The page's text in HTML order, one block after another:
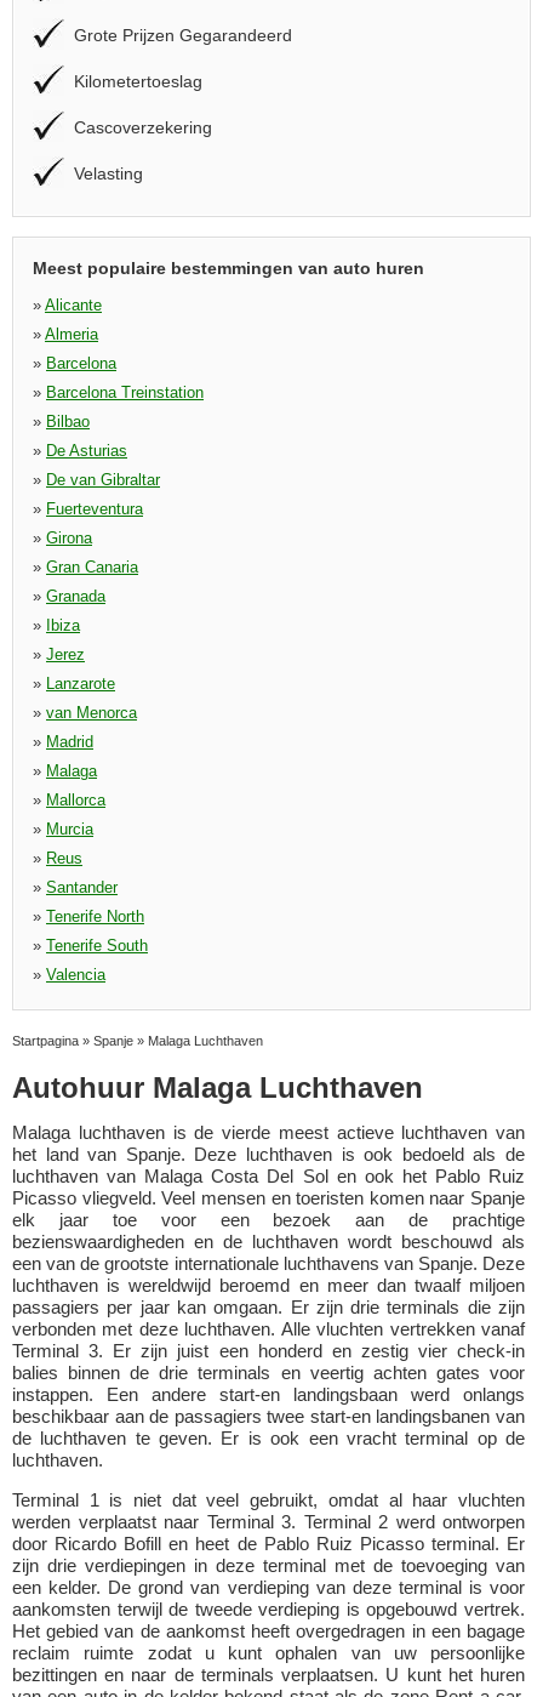
Grote Prijzen Gegarandeerd
Kilometertoeslag
Cascoverzekering
Velasting
Meest populaire bestemmingen van auto huren
» Alicante
» Almeria
» Barcelona
» Barcelona Treinstation
» Bilbao
» De Asturias
» De van Gibraltar
» Fuerteventura
» Girona
» Gran Canaria
» Granada
»
Ibiza
» Jerez
» Lanzarote
» van Menorca
» Madrid
» Malaga
» Mallorca
» Murcia
» Reus
» Santander
» Tenerife North
» Tenerife South
» Valencia
Startpagina » Spanje » Malaga Luchthaven
Autohuur Malaga Luchthaven
Malaga luchthaven is de vierde meest actieve luchthaven van
het land van Spanje. Deze luchthaven is ook bedoeld als de
luchthaven van Malaga Costa Del Sol en ook het Pablo Ruiz
Picasso vliegveld. Veel mensen en toeristen komen naar Spanje
elk jaar toe voor een bezoek aan de prachtige
bezienswaardigheden en de luchthaven wordt beschouwd als
een van de grootste internationale luchthavens van Spanje. Deze
luchthaven is wereldwijd beroemd en meer dan twaalf miljoen
passagiers per jaar kan omgaan. Er zijn drie terminals die zijn
verbonden met deze luchthaven. Alle vluchten vertrekken vanaf
Terminal 3. Er zijn juist een honderd en zestig vier check-in
balies binnen de drie terminals en veertig achten gates voor
instappen. Een andere start-en landingsbaan werd onlangs
beschikbaar aan de passagiers twee start-en landingsbanen van
de luchthaven te geven. Er is ook een vracht terminal op de
luchthaven.
Terminal 1 is niet dat veel gebruikt, omdat al haar vluchten
werden verplaatst naar Terminal 3. Terminal 2 werd ontworpen
door Ricardo Bofill en heet de Pablo Ruiz Picasso terminal. Er
zijn drie verdiepingen in deze terminal met de toevoeging van
een kelder. De grond van verdieping van deze terminal is voor
aankomsten terwijl de tweede verdieping is opgebouwd vertrek.
Het gebied van de aankomst heeft overgedragen in een bagage
reclaim ruimte zodat u kunt ophalen van uw persoonlijke
bezittingen en naar de terminals verplaatsen. U kunt het huren